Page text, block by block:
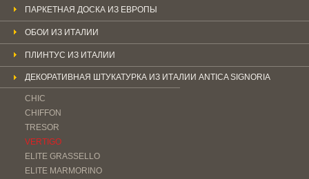
ПАРКЕТНАЯ ДОСКА ИЗ ЕВРОПЫ
ОБОИ ИЗ ИТАЛИИ
ПЛИНТУС ИЗ ИТАЛИИ
ДЕКОРАТИВНАЯ ШТУКАТУРКА ИЗ ИТАЛИИ ANTICA SIGNORIA
CHIC
CHIFFON
TRESOR
VERTIGO
ELITE GRASSELLO
ELITE MARMORINO